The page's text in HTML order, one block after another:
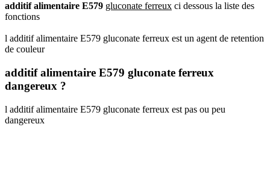
additif alimentaire E579 gluconate ferreux ci dessous la liste des
fonctions
l additif alimentaire E579 gluconate ferreux est un agent de retention
de couleur
additif alimentaire E579 gluconate ferreux
dangereux ?
l additif alimentaire E579 gluconate ferreux est pas ou peu
dangereux